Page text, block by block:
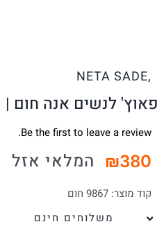
,
NETA SADE
פאוץ' לנשים אנה חום
Be the first to leave a review.
₪380 המלאי אזל
קוד מוצר: 9867 חום
משלוחים חינם